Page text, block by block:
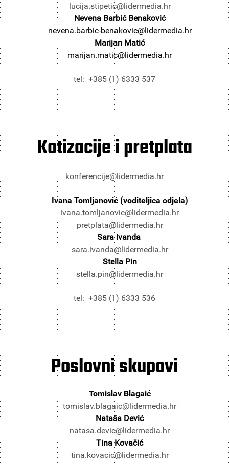
lucija.stipetic@lidermedia.hr
Nevena Barbić Benaković
nevena.barbic-benakovic@lidermedia.hr
Marijan Matić
marijan.matic@lidermedia.hr
tel: +385 (1) 6333 537
Kotizacije i pretplata
konferencije@lidermedia.hr
Ivana Tomljanović (voditeljica odjela)
ivana.tomljanovic@lidermedia.hr
pretplata@lidermedia.hr
Sara Ivanda
sara.ivanda@lidermedia.hr
Stella Pin
stella.pin@lidermedia.hr
tel: +385 (1) 6333 536
Poslovniskupovi
Tomislav Blagaić
tomislav.blagaic@lidermedia.hr
Nataša Dević
natasa.devic@lidermedia.hr
Tina Kovačić
tina.kovacic@lidermedia.hr